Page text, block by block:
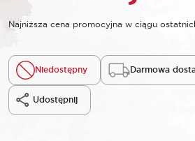
Najniższa cena promocyjna w ciągu
Niedostępny Darmowa
Udostępnij